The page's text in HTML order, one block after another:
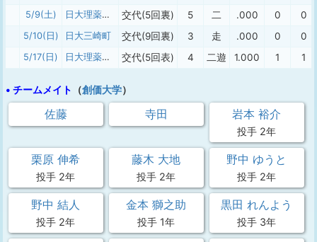
5/9(土) 日大理薬生産 交代(5回裏) 5 二 .000 0 0
5/10(日) 日大三崎町 交代(9回裏) 3 走 .000 0 0
5/17(日) 日大理薬生産 交代(5回表) 4 二遊 1.000 1 1
• チームメイト （創価大学）
佐藤 寺田 岩本 裕介
投手 2年
栗原 伸希
投手 2年
藤木 大地
投手 2年
野中 ゆうと
投手 2年
野中 結人
投手 2年
金本 獅之助
投手 1年
黒田 れんよう
投手 3年